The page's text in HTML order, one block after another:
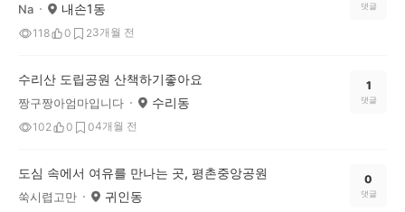
Na 내손1동
118 0 23개월 전
댓글
수리산 도립공원 산책하기좋아요
짱구짱아엄마입니다 수리동
102 0 04개월 전
1
댓글
도심 속에서 여유를 만나는 곳, 평촌중앙공원
쑥시렵고만 귀인동
0
댓글